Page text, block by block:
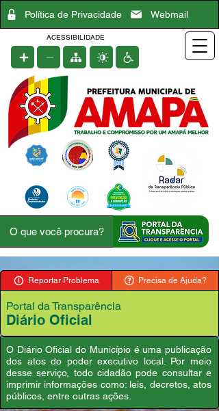
Política de Privacidade Webmail
ACESSIBILIDADE
Reportar Problema Precisa de Ajuda?
Portal da Transparência
Diário Oficial
O Diário Oficial do Município é uma publicação
dos atos do poder executivo local. Por meio
desse serviço, todo cidadão pode consultar e
imprimir informações como: leis, decretos, atos
públicos, entre outras ações.